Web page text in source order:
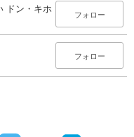
ドン・キホ
フォロー
フォロー